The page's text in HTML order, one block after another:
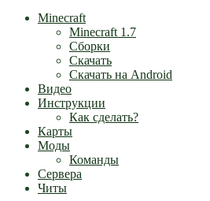
Minecraft
Minecraft 1.7
Сборки
Скачать
Скачать на Android
Видео
Инструкции
Как сделать?
Карты
Моды
Команды
Сервера
Читы